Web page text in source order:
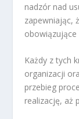
nadzór nad
zapewniając,
Każdy z tych
organizacji
przebieg
realizację, aż